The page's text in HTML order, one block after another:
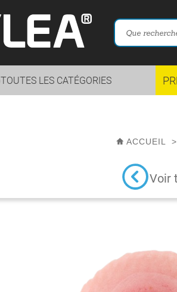
TOUTES LES CATÉGORIES
ACCUEIL >
Voir